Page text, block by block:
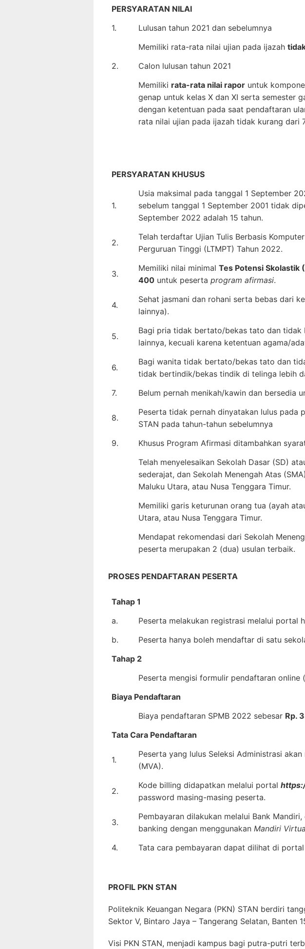
PERSYARATAN NILAI
1.
Lulusan tahun 2021 dan sebelumnya
Memiliki rata-rata nilai ujian pada ijazah
2.
Calon lulusan tahun 2021
Memiliki rata-rata nilai rapor untuk
genap untuk kelas X dan XI serta semester
dengan ketentuan pada saat pendaftaran
rata nilai ujian pada ijazah tidak kurang dari
PERSYARATAN KHUSUS
1.
Usia maksimal pada tanggal 1 September
sebelum tanggal 1 September 2001 tidak
September 2022 adalah 15 tahun.
2.
Telah terdaftar Ujian Tulis Berbasis
Perguruan Tinggi (LTMPT) Tahun 2022.
3.
Memiliki nilai minimal Tes Potensi Skolastik
400 untuk peserta program afirmasi.
4.
Sehat jasmani dan rohani serta bebas dari
lainnya).
5.
Bagi pria tidak bertato/bekas tato dan
lainnya, kecuali karena ketentuan agama/
6.
Bagi wanita tidak bertato/bekas tato dan
tidak bertindik/bekas tindik di telinga lebih
7.
Belum pernah menikah/kawin dan bersedia
8.
Peserta tidak pernah dinyatakan lulus pada
STAN pada tahun-tahun sebelumnya
9.
Khusus Program Afirmasi ditambahkan
Telah menyelesaikan Sekolah Dasar (SD)
sederajat, dan Sekolah Menengah Atas
Maluku Utara, atau Nusa Tenggara Timur.
Memiliki garis keturunan orang tua (ayah
Utara, atau Nusa Tenggara Timur.
Mendapat rekomendasi dari Sekolah
peserta merupakan 2 (dua) usulan terbaik.
PROSES PENDAFTARAN PESERTA
Tahap 1
a.
Peserta melakukan registrasi melalui portal
b.
Peserta hanya boleh mendaftar di satu
Tahap 2
Peserta mengisi formulir pendaftaran
Biaya Pendaftaran
Biaya pendaftaran SPMB 2022 sebesar Rp.
Tata Cara Pendaftaran
1.
Peserta yang lulus Seleksi Administrasi
(MVA).
2.
Kode billing didapatkan melalui portal
password masing-masing peserta.
3.
Pembayaran dilakukan melalui Bank
banking dengan menggunakan Mandiri
4.
Tata cara pembayaran dapat dilihat di
PROFIL PKN STAN
Politeknik Keuangan Negara (PKN) STAN berdiri
Sektor V, Bintaro Jaya – Tangerang Selatan, Banten
Visi PKN STAN, menjadi kampus bagi putra-putri